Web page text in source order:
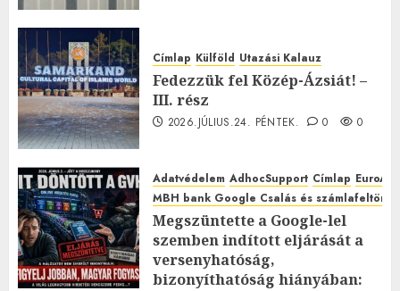
Címlap Külföld Utazási Kalauz
Fedezzük fel Közép-Ázsiát! –
III. rész
2026.JÚLIUS.24. PÉNTEK. 0 0
Adatvédelem AdhocSupport Címlap
MBH bank Google Csalás és
Megszüntette a Google-lel
szemben indított eljárását a
versenyhatóság,
bizonyíthatóság hiányában: